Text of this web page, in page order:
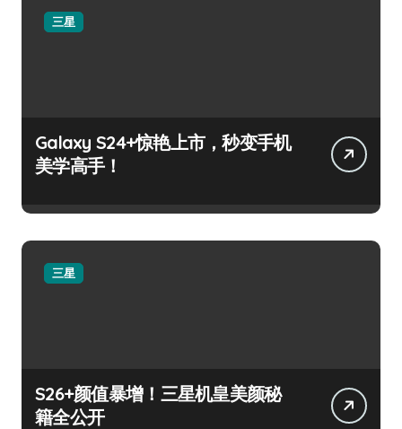
三星
Galaxy S24+惊艳上市，秒变手机
美学高手！
三星
S26+颜值暴增！三星机皇美颜秘
籍全公开